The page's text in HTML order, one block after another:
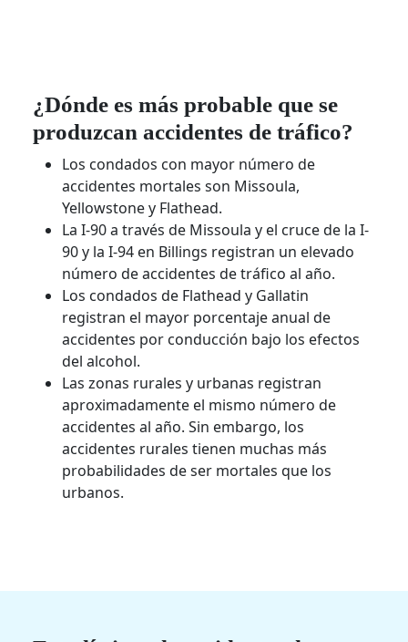
¿Dónde es más probable que se
produzcan accidentes de tráfico?
Los condados con mayor número de
accidentes mortales son Missoula,
Yellowstone y Flathead.
La I-90 a través de Missoula y el cruce de la I-
90 y la I-94 en Billings registran un elevado
número de accidentes de tráfico al año.
Los condados de Flathead y Gallatin
registran el mayor porcentaje anual de
accidentes por conducción bajo los efectos
del alcohol.
Las zonas rurales y urbanas registran
aproximadamente el mismo número de
accidentes al año. Sin embargo, los
accidentes rurales tienen muchas más
probabilidades de ser mortales que los
urbanos.